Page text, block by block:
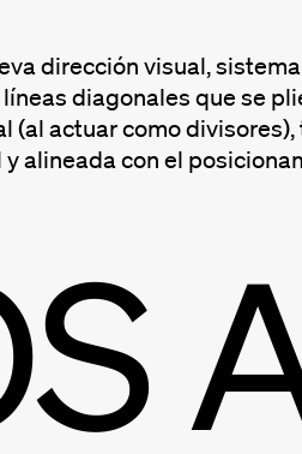
dirección visual,
diagonales que se
(al actuar como
alineada con el